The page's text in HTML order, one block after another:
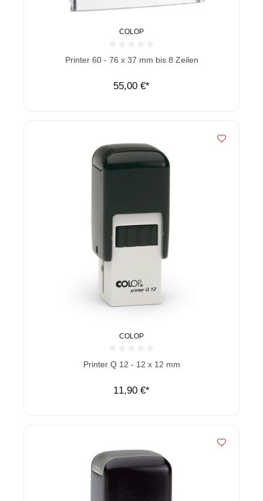
COLOP
Durchschnittliche Bewertung von 0 von 5 Sternen
Printer 60 - 76 x 37 mm bis 8 Zeilen
55,00 €*
COLOP
Durchschnittliche Bewertung von 0 von 5 Sternen
Printer Q 12 - 12 x 12 mm
11,90 €*